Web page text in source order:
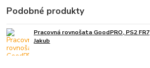
Podobné produkty
Pracovná rovnošata GoodPRO, PS2 FR7
Jakub